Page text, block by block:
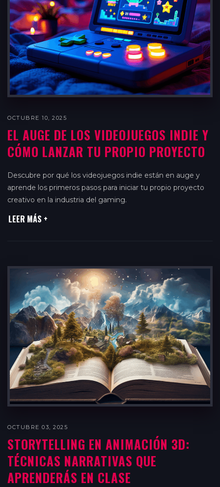
OCTUBRE 10, 2025
EL AUGE DE LOS VIDEOJUEGOS INDIE Y
CÓMO LANZAR TU PROPIO PROYECTO
Descubre por qué los videojuegos indie están en auge y
aprende los primeros pasos para iniciar tu propio proyecto
creativo en la industria del gaming.
LEER MÁS
OCTUBRE 03, 2025
STORYTELLING EN ANIMACIÓN 3D:
TÉCNICAS NARRATIVAS QUE
APRENDERÁS EN CLASE